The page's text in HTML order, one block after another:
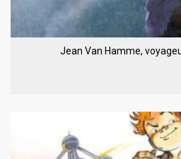
Jean Van Hamme,